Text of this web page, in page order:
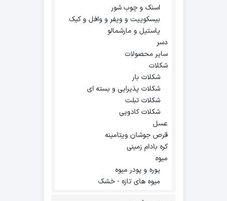
اسنک و چوب شور
بیسکوییت و ویفر و وافل و کیک
پاستیل و مارشمالو
دسر
سایر محصولات
شکلات
شکلات بار
شکلات پذیرایی و بسته ای
شکلات تبلت
شکلات کادویی
عسل
قرص جوشان ویتامینه
کره بادام زمینی
میوه
پوره و پودر میوه
میوه های تازه - خشک